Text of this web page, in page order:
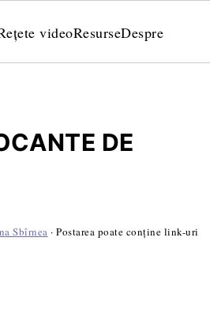
videoResurseDespre
DE
Sbîrnea · Postarea poate conține link-uri